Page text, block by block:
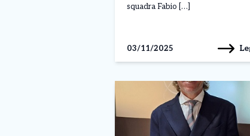
squadra Fabio […]
03/11/2025